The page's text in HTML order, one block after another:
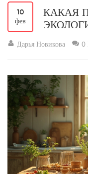
10
фев
КАКАЯ
Дарья Новикова 0